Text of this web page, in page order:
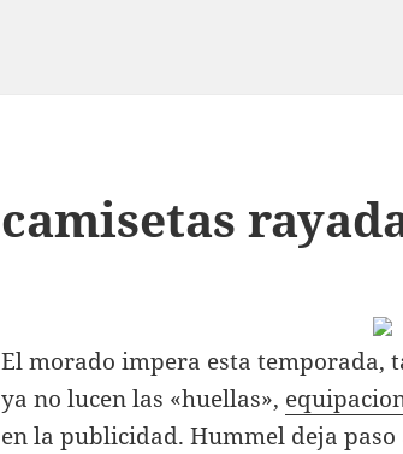
camisetas
El morado impera esta temporada,
ya no lucen las «huellas»,
en la publicidad. Hummel deja